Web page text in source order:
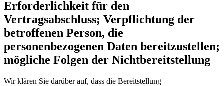
Erforderlichkeit für den
Vertragsabschluss; Verpflichtung der
betroffenen Person, die
personenbezogenen Daten bereitzustellen;
mögliche Folgen der Nichtbereitstellung
Wir klären Sie darüber auf, dass die Bereitstellung